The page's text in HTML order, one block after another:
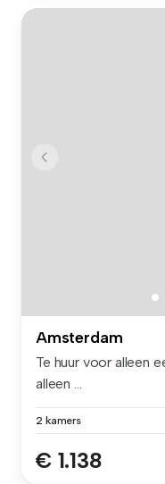
Amsterdam
Te huur voor alleen
alleen ...
2 kamers
€ 1.138